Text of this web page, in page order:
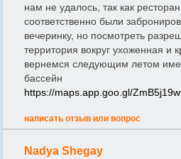
нам не удалось, так как
соответственно были
вечеринку, но посмотреть
территория вокруг ухоженная и
вернемся следующим летом
бассейн
https://maps.app.goo.gl/
написать отзыв или вопрос
Nadya Shegay